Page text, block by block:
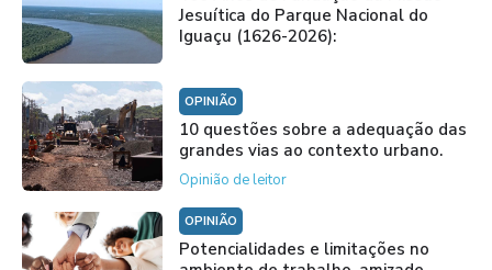
Jesuítica do Parque Nacional do
Iguaçu (1626-2026):
OPINIÃO
10 questões sobre a adequação das
grandes vias ao contexto urbano.
Opinião de leitor
OPINIÃO
Potencialidades e limitações no